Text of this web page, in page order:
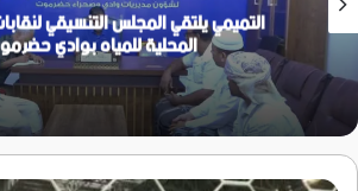
رئيس مؤسسة رؤية عدن:نسعى
وبناء مجتمع